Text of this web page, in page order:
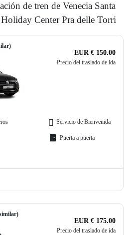
de tren de Venecia Santa
Center Pra delle Torri
EUR € 150.00
Precio del traslado de ida
Servicio de Bienvenida
Puerta a puerta
EUR € 175.00
Precio del traslado de ida